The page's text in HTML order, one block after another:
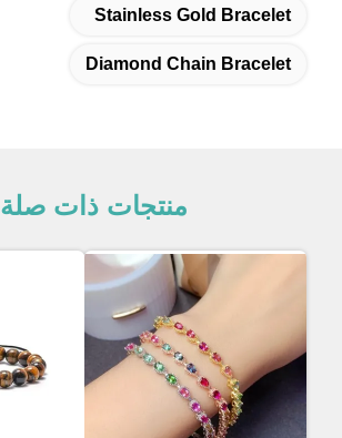
Stainless Gold Bracelet
Diamond Chain Bracelet
منتجات ذات صلة